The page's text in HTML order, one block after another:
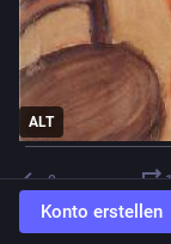
ALT
0
Konto erstellen